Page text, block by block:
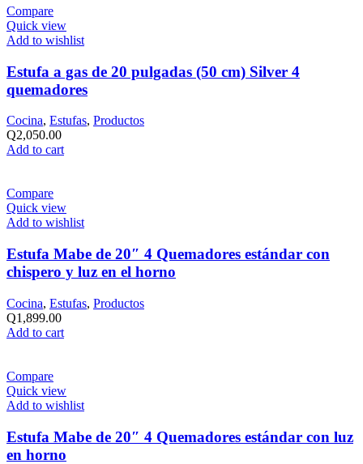
Compare
Quick view
Add to wishlist
Estufa a gas de 20 pulgadas (50 cm) Silver 4
quemadores
Cocina, Estufas, Productos
Q2,050.00
Add to cart
Compare
Quick view
Add to wishlist
Estufa Mabe de 20″ 4 Quemadores estándar con
chispero y luz en el horno
Cocina, Estufas, Productos
Q1,899.00
Add to cart
Compare
Quick view
Add to wishlist
Estufa Mabe de 20″ 4 Quemadores estándar con luz
en horno